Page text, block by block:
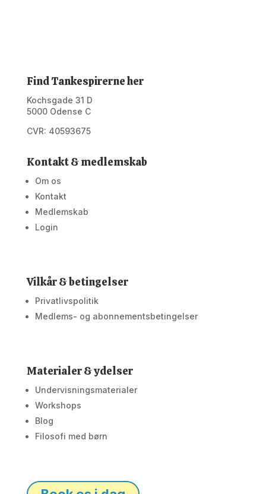
Find Tankespirerne her
Kochsgade 31 D
5000 Odense C
CVR: 40593675
Kontakt & medlemskab
Om os
Kontakt
Medlemskab
Login
Vilkår & betingelser
Privatlivspolitik
Medlems- og abonnementsbetingelser
Materialer & ydelser
Undervisningsmaterialer
Workshops
Blog
Filosofi med børn